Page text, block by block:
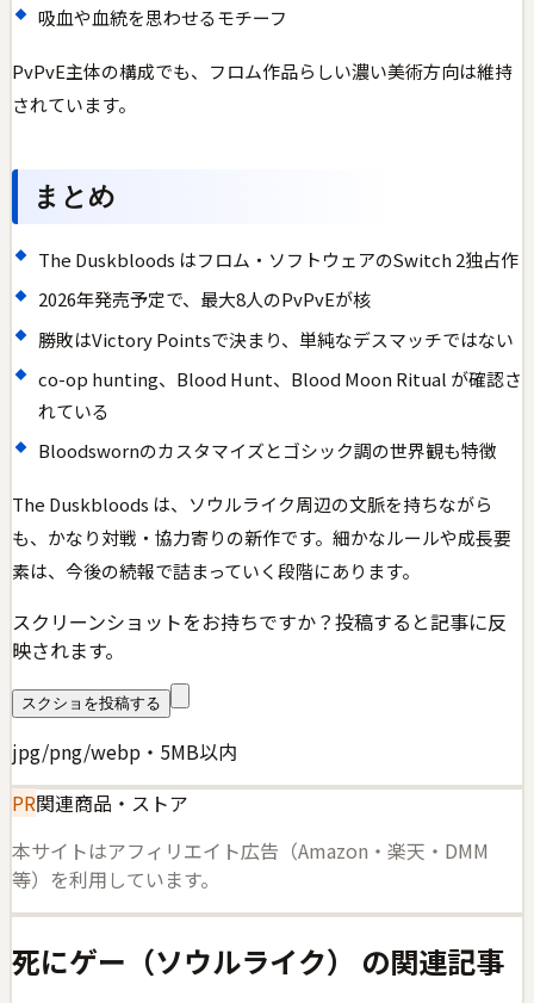
吸血や血統を思わせるモチーフ
PvPvE主体の構成でも、フロム作品らしい濃い美術方向は維持
されています。
まとめ
The Duskbloods はフロム・ソフトウェアのSwitch 2独占作
2026年発売予定で、最大8人のPvPvEが核
勝敗はVictory Pointsで決まり、単純なデスマッチではない
co-op hunting、Blood Hunt、Blood Moon Ritual が確認さ
れている
Bloodswornのカスタマイズとゴシック調の世界観も特徴
The Duskbloods は、ソウルライク周辺の文脈を持ちながら
も、かなり対戦・協力寄りの新作です。細かなルールや成長要
素は、今後の続報で詰まっていく段階にあります。
スクリーンショットをお持ちですか？投稿すると記事に反
映されます。
スクショを投稿する
jpg/png/webp・5MB以内
PR関連商品・ストア
本サイトはアフィリエイト広告（Amazon・楽天・DMM
等）を利用しています。
死にゲー（ソウルライク） の関連記事